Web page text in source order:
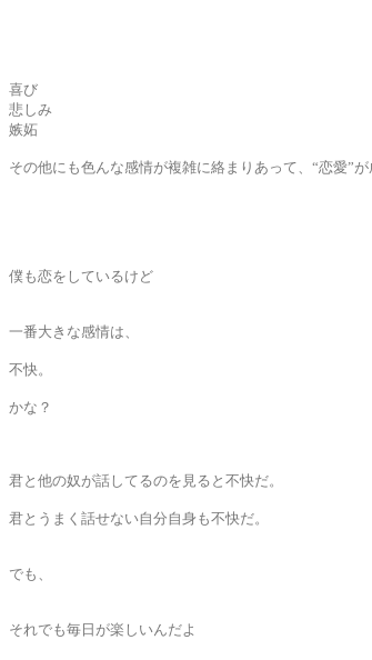
喜び
悲しみ
嫉妬
その他にも色んな感情が複雑に絡まりあって、“恋愛”が
僕も恋をしているけど
一番大きな感情は、
不快。
かな？
君と他の奴が話してるのを見ると不快だ。
君とうまく話せない自分自身も不快だ。
でも、
それでも毎日が楽しいんだよ